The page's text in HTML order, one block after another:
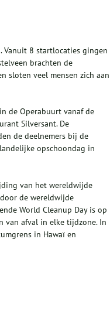
Vanuit 8 startlocaties gingen
brachten de
sloten veel mensen zich aan
de Operabuurt vanaf de
Silversant. De
de deelnemers bij de
opschoondag in
van het wereldwijde
de wereldwijde
World Cleanup Day is op
van afval in elke tijdzone. In
in Hawaï en